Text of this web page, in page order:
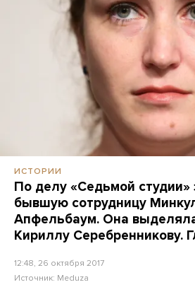
ИСТОРИИ
По делу «Седьмой студии»
бывшую сотрудницу
Апфельбаум. Она
Кириллу Серебренникову.
12:48, 26 октября 2017
Источник: Meduza